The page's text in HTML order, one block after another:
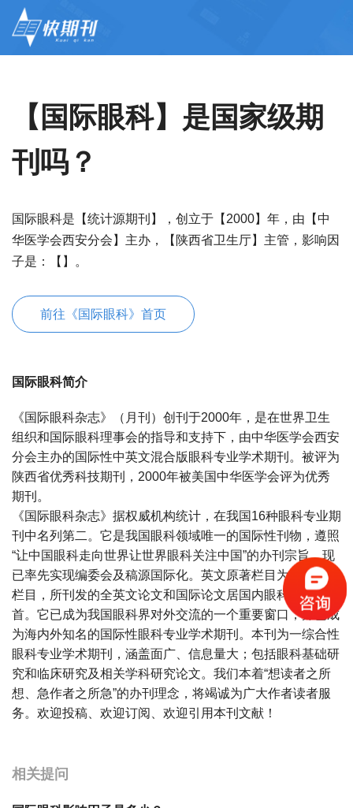
【国际眼科】是国家级期
刊吗？
国际眼科是【统计源期刊】，创立于【2000】年，由【中
华医学会西安分会】主办，【陕西省卫生厅】主管，影响因
子是：【】。
前往《国际眼科》首页
国际眼科简介
《国际眼科杂志》（月刊）创刊于2000年，是在世界卫生
组织和国际眼科理事会的指导和支持下，由中华医学会西安
分会主办的国际性中英文混合版眼科专业学术期刊。被评为
陕西省优秀科技期刊，2000年被美国中华医学会评为优秀
期刊。
《国际眼科杂志》据权威机构统计，在我国16种眼科专业期
刊中名列第二。它是我国眼科领域唯一的国际性刊物，遵照
“让中国眼科走向世界让世界眼科关注中国”的办刊宗旨，现
已率先实现编委会及稿源国际化。英文原著栏目为本刊特色
栏目，所刊发的全英文论文和国际论文居国内眼科杂志之
首。它已成为我国眼科界对外交流的一个重要窗口，并已成
为海内外知名的国际性眼科专业学术期刊。本刊为一综合性
眼科专业学术期刊，涵盖面广、信息量大；包括眼科基础研
究和临床研究及相关学科研究论文。我们本着“想读者之所
想、急作者之所急”的办刊理念，将竭诚为广大作者读者服
务。欢迎投稿、欢迎订阅、欢迎引用本刊文献！
相关提问